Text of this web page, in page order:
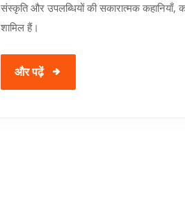
संस्कृति और उपलब्धियों की सकारात्मक कहानियाँ,
शामिल हैं।
और पढ़ें